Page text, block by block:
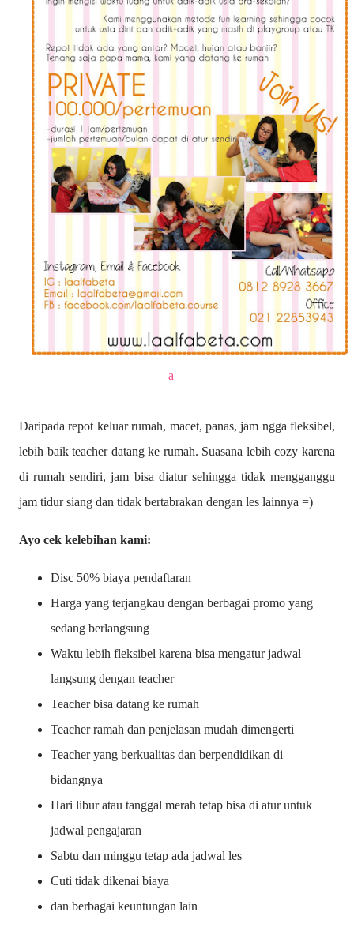
a
Daripada repot keluar rumah, macet, panas, jam ngga fleksibel,
lebih baik teacher datang ke rumah. Suasana lebih cozy karena
di rumah sendiri, jam bisa diatur sehingga tidak mengganggu
jam tidur siang dan tidak bertabrakan dengan les lainnya =)
Ayo cek kelebihan kami:
Disc 50% biaya pendaftaran
Harga yang terjangkau dengan berbagai promo yang
sedang berlangsung
Waktu lebih fleksibel karena bisa mengatur jadwal
langsung dengan teacher
Teacher bisa datang ke rumah
Teacher ramah dan penjelasan mudah dimengerti
Teacher yang berkualitas dan berpendidikan di
bidangnya
Hari libur atau tanggal merah tetap bisa di atur untuk
jadwal pengajaran
Sabtu dan minggu tetap ada jadwal les
Cuti tidak dikenai biaya
dan berbagai keuntungan lain